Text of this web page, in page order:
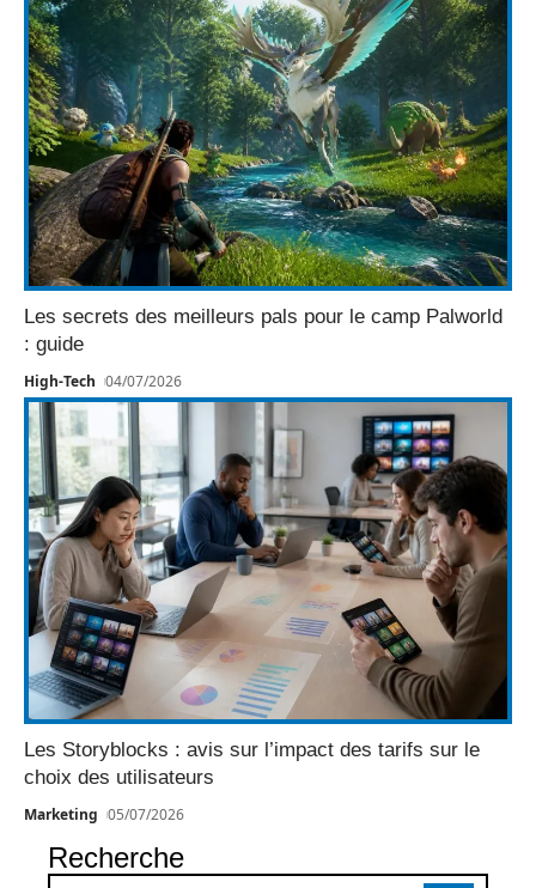
Les secrets des meilleurs pals pour le camp Palworld
: guide
High-Tech 04/07/2026
Les Storyblocks : avis sur l’impact des tarifs sur le
choix des utilisateurs
Marketing 05/07/2026
Recherche